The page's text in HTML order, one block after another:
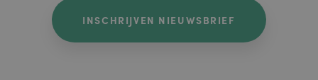
INSCHRIJVEN NIEUWSBRIEF